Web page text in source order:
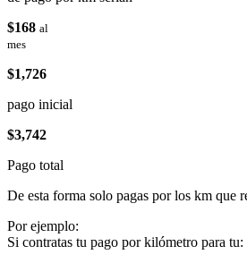
$168 al
mes
$1,726
pago inicial
$3,742
Pago total
De esta forma solo pagas por los km que
Por ejemplo:
Si contratas tu pago por kilómetro para tu: